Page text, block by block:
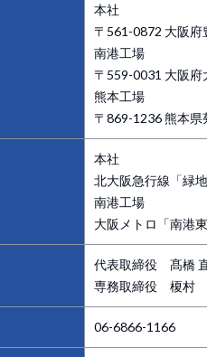
本社
〒561-0872 大阪
南港工場
〒559-0031 大阪
熊本工場
〒869-1236 熊本
本社
北大阪急行線「緑
南港工場
大阪メトロ「南港
代表取締役 髙橋
専務取締役 榎村
06-6866-1166